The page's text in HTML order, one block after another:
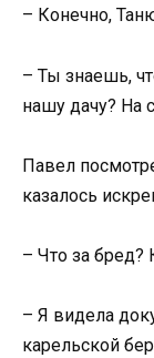
– Конечно,
– Ты знаешь,
нашу дачу? На
Павел
казалось
– Что за бред?
– Я видела
карельской